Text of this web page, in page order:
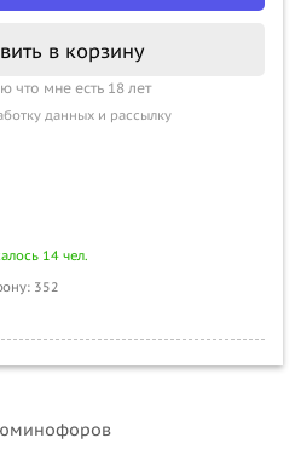
в корзину
что мне есть 18 лет
данных и рассылку
14 чел.
352